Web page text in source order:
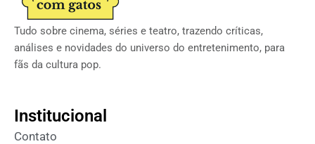
Tudo sobre cinema, séries e teatro, trazendo críticas,
análises e novidades do universo do entretenimento, para
fãs da cultura pop.
Institucional
Contato